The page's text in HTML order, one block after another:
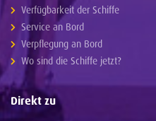
Verfügbarkeit der Schiffe
Service an Bord
Verpflegung an Bord
Wo sind die Schiffe jetzt?
Direkt zu